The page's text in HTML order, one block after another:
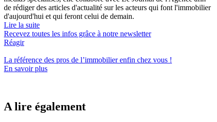
de rédiger des articles d'actualité sur les acteurs qui font l'immobilier
d'aujourd'hui et qui feront celui de demain.
Lire la suite
Recevez toutes les infos grâce à notre newsletter
Réagir
La référence des pros de l’immobilierenfin chez vous !
En savoir plus
A lire également